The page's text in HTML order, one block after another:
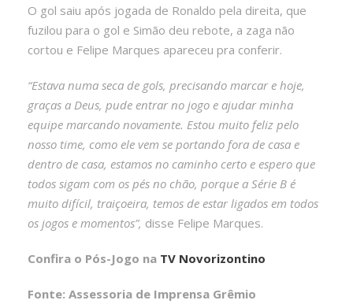
O gol saiu após jogada de Ronaldo pela direita, que
fuzilou para o gol e Simão deu rebote, a zaga não
cortou e Felipe Marques apareceu pra conferir.
“Estava numa seca de gols, precisando marcar e hoje,
graças a Deus, pude entrar no jogo e ajudar minha
equipe marcando novamente. Estou muito feliz pelo
nosso time, como ele vem se portando fora de casa e
dentro de casa, estamos no caminho certo e espero que
todos sigam com os pés no chão, porque a Série B é
muito difícil, traiçoeira, temos de estar ligados em todos
os jogos e momentos”, disse Felipe Marques.
Confira o Pós-Jogo na TV Novorizontino
Fonte: Assessoria de Imprensa Grêmio